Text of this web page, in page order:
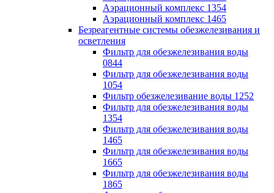
Аэрационный комплекс 1354
Аэрационный комплекс 1465
Безреагентные системы обезжелезивания и
осветления
Фильтр для обезжелезивания воды
0844
Фильтр для обезжелезивания воды
1054
Фильтр обезжелезивание воды 1252
Фильтр для обезжелезивания воды
1354
Фильтр для обезжелезивания воды
1465
Фильтр для обезжелезивания воды
1665
Фильтр для обезжелезивания воды
1865